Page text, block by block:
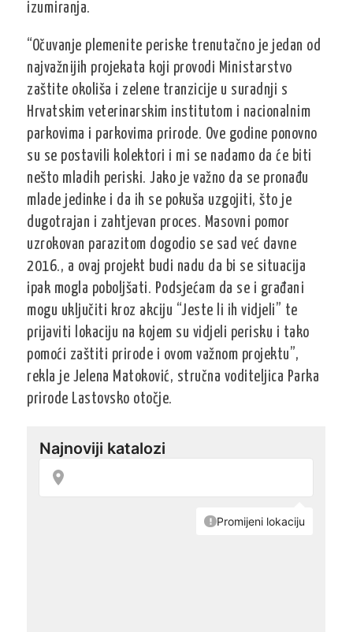
izumiranja.
“Očuvanje plemenite periske trenutačno je jedan od
najvažnijih projekata koji provodi Ministarstvo
zaštite okoliša i zelene tranzicije u suradnji s
Hrvatskim veterinarskim institutom i nacionalnim
parkovima i parkovima prirode. Ove godine ponovno
su se postavili kolektori i mi se nadamo da će biti
nešto mladih periski. Jako je važno da se pronađu
mlade jedinke i da ih se pokuša uzgojiti, što je
dugotrajan i zahtjevan proces. Masovni pomor
uzrokovan parazitom dogodio se sad već davne
2016., a ovaj projekt budi nadu da bi se situacija
ipak mogla poboljšati. Podsjećam da se i građani
mogu uključiti kroz akciju “Jeste li ih vidjeli” te
prijaviti lokaciju na kojem su vidjeli perisku i tako
pomoći zaštiti prirode i ovom važnom projektu”,
rekla je Jelena Matoković, stručna voditeljica Parka
prirode Lastovsko otočje.